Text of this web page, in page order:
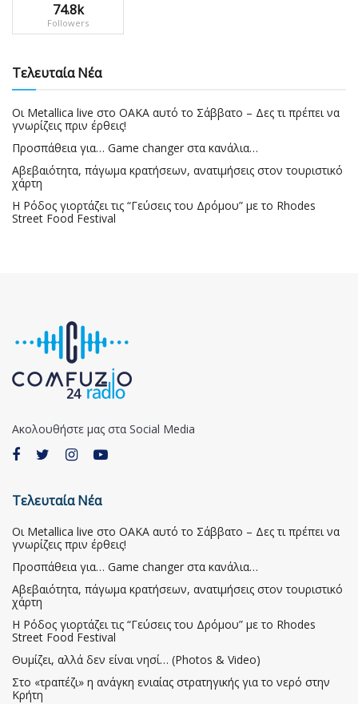
74.8k
Followers
Τελευταία Νέα
Οι Metallica live στο ΟΑΚΑ αυτό το Σάββατο – Δες τι πρέπει να
γνωρίζεις πριν έρθεις!
Προσπάθεια για… Game changer στα κανάλια…
Αβεβαιότητα, πάγωμα κρατήσεων, ανατιμήσεις στον τουριστικό
χάρτη
Η Ρόδος γιορτάζει τις “Γεύσεις του Δρόμου” με το Rhodes
Street Food Festival
Ακολουθήστε μας στα Social Media
Τελευταία Νέα
Οι Metallica live στο ΟΑΚΑ αυτό το Σάββατο – Δες τι πρέπει να
γνωρίζεις πριν έρθεις!
Προσπάθεια για… Game changer στα κανάλια…
Αβεβαιότητα, πάγωμα κρατήσεων, ανατιμήσεις στον τουριστικό
χάρτη
Η Ρόδος γιορτάζει τις “Γεύσεις του Δρόμου” με το Rhodes
Street Food Festival
Θυμίζει, αλλά δεν είναι νησί… (Photos & Video)
Στο «τραπέζι» η ανάγκη ενιαίας στρατηγικής για το νερό στην
Κρήτη